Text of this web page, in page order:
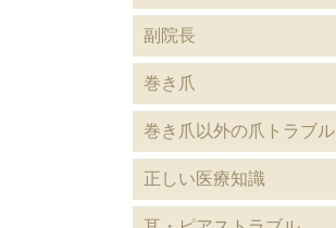
副院長
巻き爪
巻き爪以外の爪トラブル
正しい医療知識